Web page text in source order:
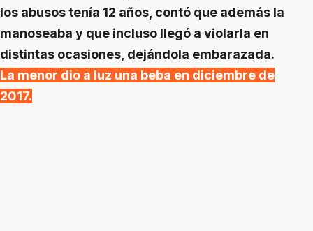
los abusos tenía 12 años, contó que además la
manoseaba y que incluso llegó a violarla en
distintas ocasiones, dejándola embarazada.
La menor dio a luz una beba en diciembre de
2017.